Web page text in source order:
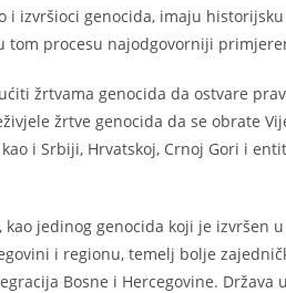
i izvršioci genocida, imaju
tom procesu najodgovorniji
žrtvama genocida da ostvare
žrtve genocida da se obrate
i Srbiji, Hrvatskoj, Crnoj Gori i
jedinog genocida koji je izvršen
i regionu, temelj bolje
Bosne i Hercegovine. Država